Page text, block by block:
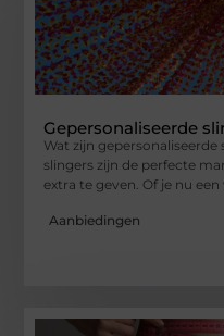
Gepersonaliseerde
Wat zijn gepersonaliseerde
slingers zijn de perfecte
extra te geven. Of je nu
Aanbiedingen